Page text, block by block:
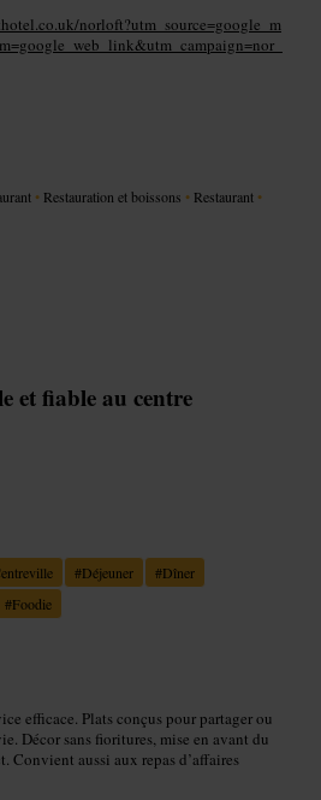
norloft?utm_source=google_m
• Restauration et boissons • Restaurant •
et fiable au centre
#Déjeuner #Dîner
#Foodie
efficace. Plats conçus pour partager ou
Décor sans fioritures, mise en avant du
Convient aussi aux repas d’affaires